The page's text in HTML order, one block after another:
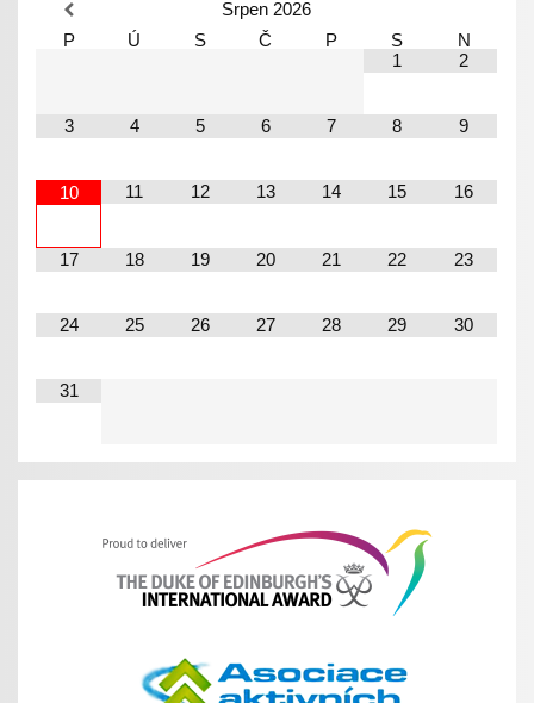
Srpen 2026
P
Ú S Č P S
N
1
2
3 4 5 6 7 8 9
10 11 12 13 14 15 16
17 18 19 20 21 22 23
24 25 26 27 28 29 30
31